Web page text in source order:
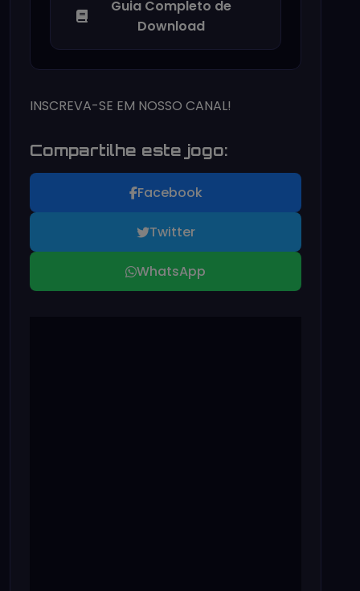
Guia Completo de
Download
INSCREVA-SE EM NOSSO CANAL!
Compartilhe este jogo:
Facebook
Twitter
WhatsApp